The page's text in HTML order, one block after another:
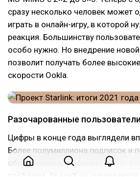
сразу несколько человек может
играть в онлайн-игру, в которой
реакция. Большинству
особо нужно. Но внедрение новой
позволит получать более
скорости Ookla.
Разочарованные пользователи
Цифры в конце года выглядели
Более полумиллиона подписок и
обслуживаемых абонентов. Но